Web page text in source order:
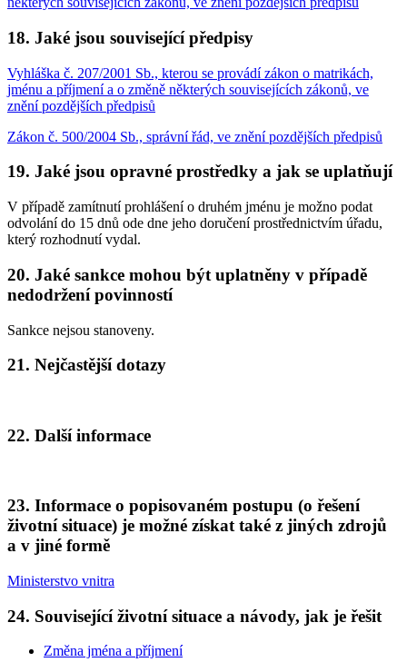
18. Jaké jsou související předpisy
Vyhláška č. 207/2001 Sb., kterou se provádí zákon o matrikách,
jménu a příjmení a o změně některých souvisejících zákonů, ve
znění pozdějších předpisů
Zákon č. 500/2004 Sb., správní řád, ve znění pozdějších předpisů
19. Jaké jsou opravné prostředky a jak se uplatňují
V případě zamítnutí prohlášení o druhém jménu je možno podat
odvolání do 15 dnů ode dne jeho doručení prostřednictvím úřadu,
který rozhodnutí vydal.
20. Jaké sankce mohou být uplatněny v případě
nedodržení povinností
Sankce nejsou stanoveny.
21. Nejčastější dotazy
22. Další informace
23. Informace o popisovaném postupu (o řešení
životní situace) je možné získat také z jiných zdrojů
a v jiné formě
Ministerstvo vnitra
24. Související životní situace a návody, jak je řešit
Změna jména a příjmení